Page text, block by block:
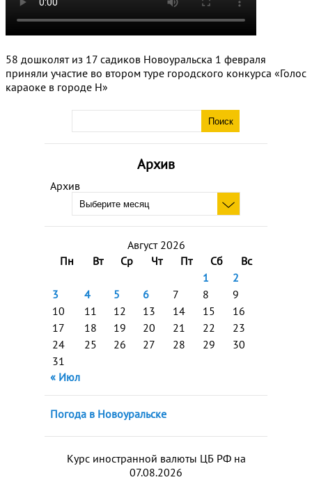
Архив
Архив
Август 2026
Пн
Вт Ср Чт Пт Сб
Вс
1
2
3
4 5 6 7 8
9
10
11 12 13 14 15
16
17
18 19 20 21 22
23
24
25 26 27 28 29
30
31
« Июл
Погода в Новоуральске
Курс иностранной валюты ЦБ РФ на
07.08.2026
58 дошколят из 17 садиков Новоуральска 1 февраля
приняли участие во втором туре городского конкурса «Голос
караоке в городе Н»